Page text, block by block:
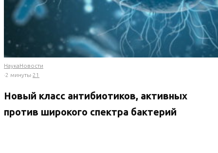
НаукаНовости
·2 минуты·21
Новый класс антибиотиков, активных
против широкого спектра бактерий